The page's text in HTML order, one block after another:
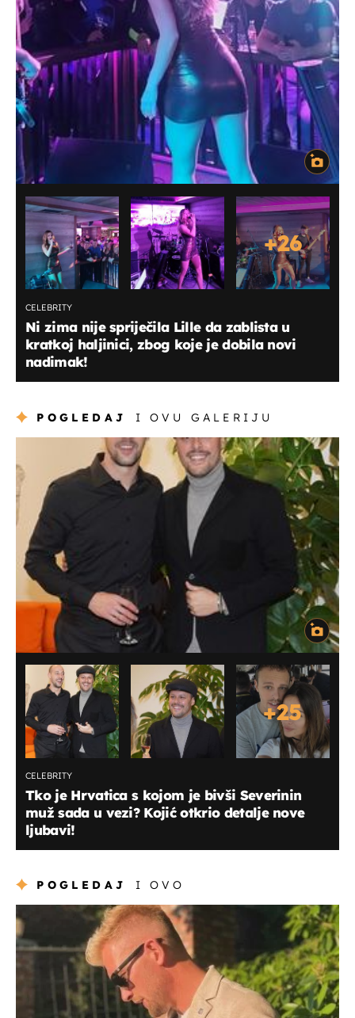
+26
CELEBRITY
Ni zima nije spriječila Lille da zablista u
kratkoj haljinici, zbog koje je dobila novi
nadimak!
POGLEDAJ I OVU GALERIJU
+25
CELEBRITY
Tko je Hrvatica s kojom je bivši Severinin
muž sada u vezi? Kojić otkrio detalje nove
ljubavi!
POGLEDAJ I OVO